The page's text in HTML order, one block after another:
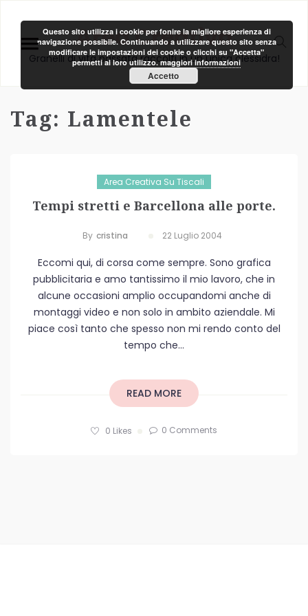
Area Creativa
Granelli di vita passata raccolti in un unica clessidra!
Tag: Lamentele
Area Creativa Su Tiscali
Tempi stretti e Barcellona alle porte.
By Cristina 22 Luglio 2004
Eccomi qui, di corsa come sempre. Sono grafica
pubblicitaria e amo tantissimo il mio lavoro, che in
alcune occasioni amplio occupandomi anche di
montaggi video e non solo in ambito aziendale. Mi
piace così tanto che spesso non mi rendo conto del
tempo che...
READ MORE
0 Likes 0 Comments
Questo sito utilizza i cookie per fonire la migliore esperienza di
navigazione possibile. Continuando a utilizzare questo sito senza
modificare le impostazioni dei cookie o clicchi su "Accetta"
permetti al loro utilizzo.maggiori informazioni
Accetto